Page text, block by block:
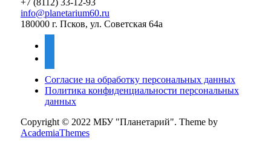
info@planetarium60.ru
180000 г. Псков, ул. Советская 64а
Согласие на обработку персональных данных
Политика конфиденциальности персональных
данных
Copyright © 2022 МБУ "Планетарий". Theme by
AcademiaThemes